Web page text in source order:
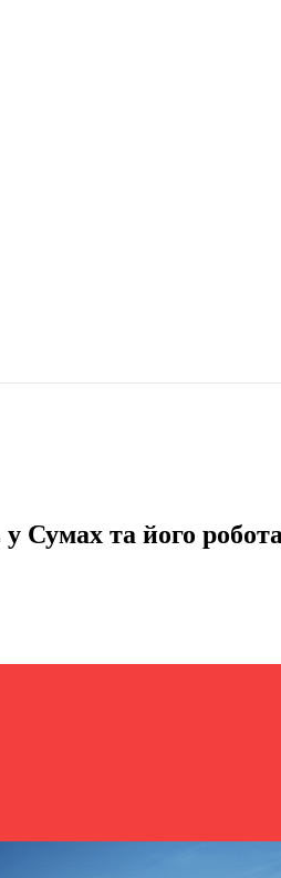
Сумах та його робота